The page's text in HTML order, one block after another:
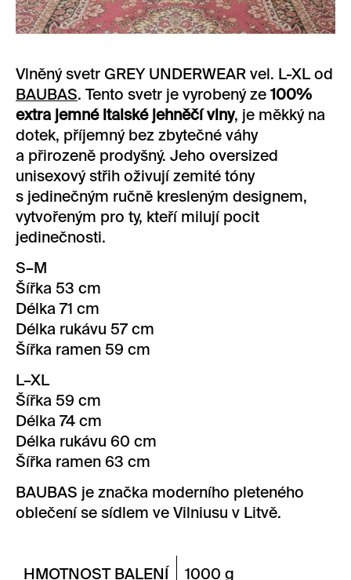
Vlněný svetr GREY UNDERWEAR vel. L-XL od
BAUBAS. Tento svetr je vyrobený ze 100%
extra jemné italské jehněčí vlny, je měkký na
dotek, příjemný bez zbytečné váhy
a přirozeně prodyšný. Jeho oversized
unisexový střih oživují zemité tóny
s jedinečným ručně kresleným designem,
vytvořeným pro ty, kteří milují pocit
jedinečnosti.
S–M
Šířka 53 cm
Délka 71 cm
Délka rukávu 57 cm
Šířka ramen 59 cm
L–XL
Šířka 59 cm
Délka 74 cm
Délka rukávu 60 cm
Šířka ramen 63 cm
BAUBAS je značka moderního pleteného
oblečení se sídlem ve Vilniusu v Litvě.
HMOTNOST BALENÍ 1000 g